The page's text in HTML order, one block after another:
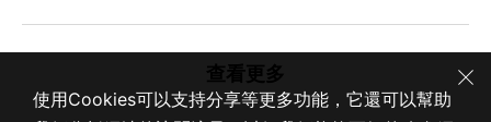
查看更多
使用Cookies可以支持分享等更多功能，它還可以幫助